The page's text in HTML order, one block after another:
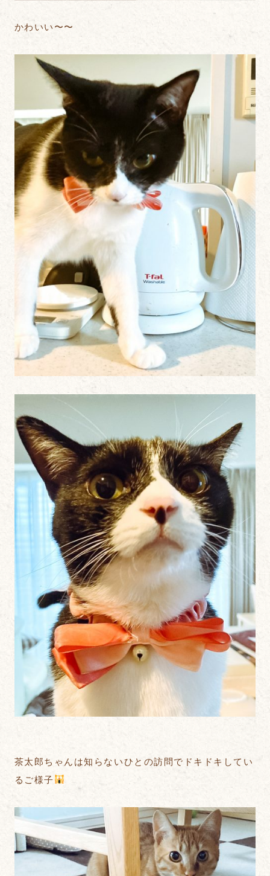
かわいい〜〜
茶太郎ちゃんは知らないひとの訪問でドキドキしてい
るご様子